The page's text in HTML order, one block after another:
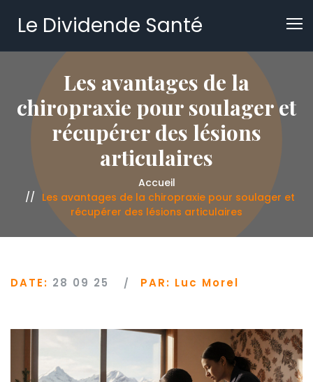
Le Dividende Santé
Les avantages de la
chiropraxie pour soulager et
récupérer des lésions
articulaires
Accueil
Les avantages de la chiropraxie pour soulager et
récupérer des lésions articulaires
DATE: 28 09 25 PAR: Luc Morel